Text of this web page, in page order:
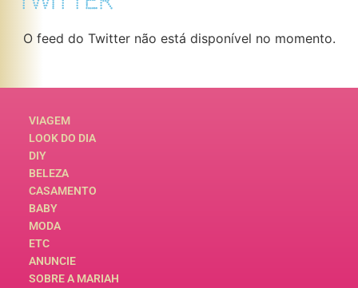
O feed do Twitter não está disponível no momento.
VIAGEM
LOOK DO DIA
DIY
BELEZA
CASAMENTO
BABY
MODA
ETC
ANUNCIE
SOBRE A MARIAH